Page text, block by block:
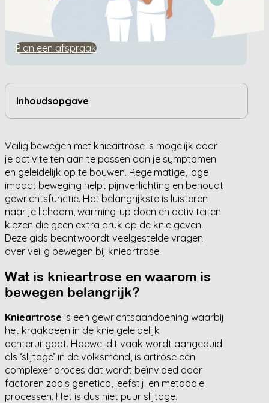
Hoe beweeg je veilig met
knieartrose?
Plan een afspraak
Inhoudsopgave
Veilig bewegen met knieartrose is mogelijk door
je activiteiten aan te passen aan je symptomen
en geleidelijk op te bouwen. Regelmatige, lage
impact beweging helpt pijnverlichting en behoudt
gewrichtsfunctie. Het belangrijkste is luisteren
naar je lichaam, warming-up doen en activiteiten
kiezen die geen extra druk op de knie geven.
Deze gids beantwoordt veelgestelde vragen
over veilig bewegen bij knieartrose.
Wat is knieartrose en waarom is
bewegen belangrijk?
Knieartrose is een gewrichtsaandoening waarbij
het kraakbeen in de knie geleidelijk
achteruitgaat. Hoewel dit vaak wordt aangeduid
als ‘slijtage’ in de volksmond, is artrose een
complexer proces dat wordt beïnvloed door
factoren zoals genetica, leefstijl en metabole
processen. Het is dus niet puur slijtage.